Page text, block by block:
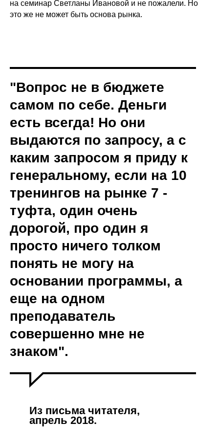
на семинар Светланы Ивановой и не пожалели. Но
это же не может быть основа рынка.
"Вопрос не в бюджете
самом по себе. Деньги
есть всегда! Но они
выдаются по запросу, а с
каким запросом я приду к
генеральному, если на 10
тренингов на рынке 7 -
туфта, один очень
дорогой, про один я
просто ничего толком
понять не могу на
основании программы, а
еще на одном
преподаватель
совершенно мне не
знаком".
Из письма читателя,
апрель 2018.